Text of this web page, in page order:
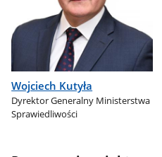
Wojciech Kutyła
Dyrektor Generalny Ministerstwa
Sprawiedliwości